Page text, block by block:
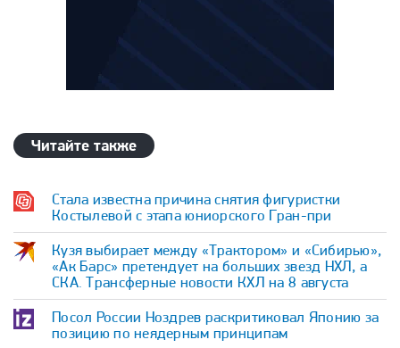
Читайте также
Стала известна причина снятия фигуристки
Костылевой с этапа юниорского Гран-при
Кузя выбирает между «Трактором» и «Сибирью»,
«Ак Барс» претендует на больших звезд НХЛ, а
СКА. Трансферные новости КХЛ на 8 августа
Посол России Ноздрев раскритиковал Японию за
позицию по неядерным принципам